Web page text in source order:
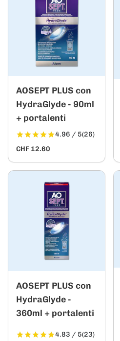
AOSEPT PLUS con
HydraGlyde - 90ml
+ portalenti
4.96 / 5(26)
CHF 12.60
AOSEPT PLUS con
HydraGlyde -
360ml + portalenti
4.83 / 5(23)